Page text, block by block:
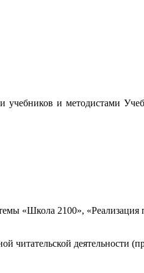
и методистами
«Школа 2100»,
читательской деятельности